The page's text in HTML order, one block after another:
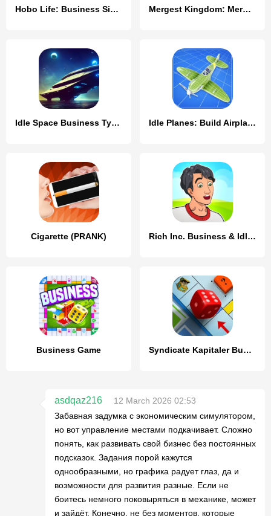
Hobo Life: Business Simulator Mergest Kingdom: Merge game
Idle Space Business Tycoon Idle Planes: Build Airplanes
Cigarette (PRANK) Rich Inc. Business & Idle Life
Business Game Syndicate Kapitaler Business
asdqaz216
12 March 2026 02:53
Забавная задумка с экономическим симулятором,
но вот управление местами подкачивает. Сложно
понять, как развивать свой бизнес без постоянных
подсказок. Задания порой кажутся
однообразными, но графика радует глаз, да и
возможности для развития разные. Если не
боитесь немного поковыряться в механике, может
и зайдёт. Конечно, не без моментов, которые